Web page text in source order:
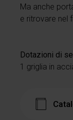
Ma anche
e ritrovare nel
Dotazioni di
1 griglia in